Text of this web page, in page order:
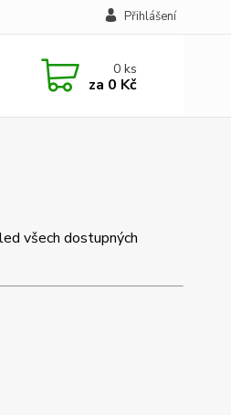
Přihlášení
0ks
za 0 Kč
všech dostupných